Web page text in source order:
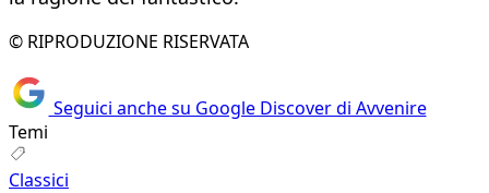
© RIPRODUZIONE RISERVATA
Seguici anche su Google Discover di Avvenire
Temi
Classici